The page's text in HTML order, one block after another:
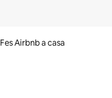
Fes Airbnb a casa